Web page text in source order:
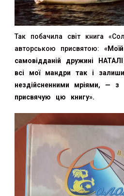
Так побачила світ книга
авторською присвятою:
самовідданій дружині
всі мої мандри так і
нездійсненними мріями, —
присвячую цю книгу».